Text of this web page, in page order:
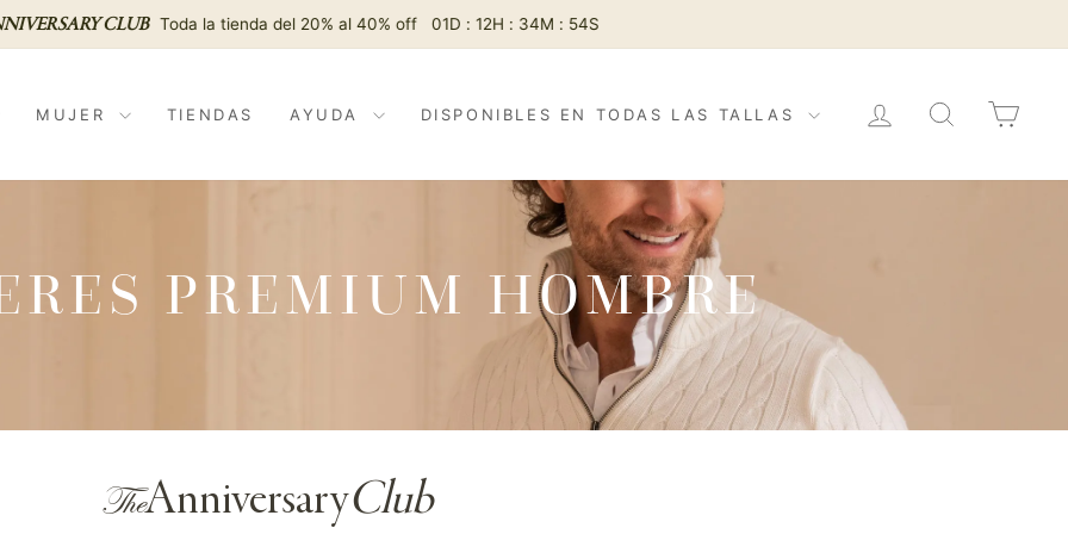
diapositivas
CLUB Toda la tienda del 20% al 40% off 01D : 12H : 34M : 51S
MUJER TIENDAS AYUDA DISPONIBLES EN TODAS LAS TALLAS INICIAR SESIÓN
BUSCAR
PREMIUM HOMBRE
TheAnniversaryClub